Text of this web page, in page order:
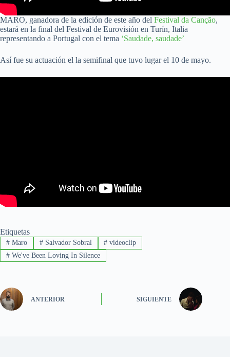
MARO, ganadora de la edición de este año del Festival da Canção,
estará en la final del Festival de Eurovisión en Turín, Italia
representando a Portugal con el tema ‘Saudade, saudade’
Así fue su actuación el la semifinal que tuvo lugar el 10 de mayo.
Etiquetas
#Maro #Salvador Sobral # videoclip
#We've Been Loving In Silence
ANTERIOR SIGUIENTE